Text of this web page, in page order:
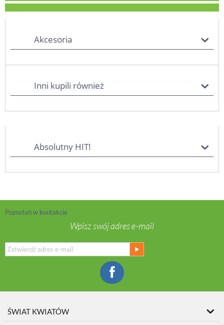
Akcesoria
Inni kupili również
Absolutny HIT!
Pozostań w kontakcie
Wpisz swój adres e-mail
ŚWIAT KWIATÓW